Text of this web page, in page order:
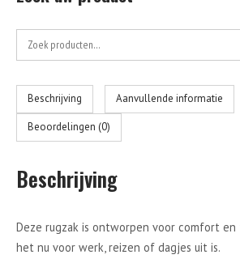
Zoek
naar:
Beschrijving Aanvullende informatie
Beoordelingen (0)
Beschrijving
Deze rugzak is ontworpen voor comfort
het nu voor werk, reizen of dagjes uit is.